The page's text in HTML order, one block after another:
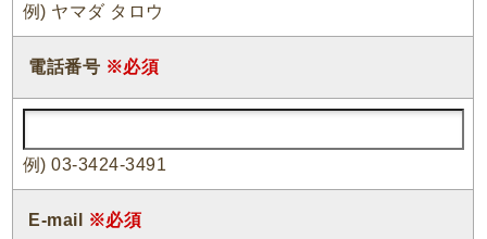
例) ヤマダ タロウ
電話番号 ※必須
例) 03-3424-3491
E-mail ※必須